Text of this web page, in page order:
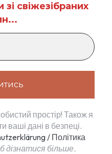
свіжезібраних
простір! Також я
ваші дані в безпеці.
/ Політика
дізнатися більше.